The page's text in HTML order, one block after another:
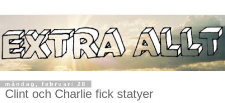
måndag, februari 28
Clint och Charlie fick statyer